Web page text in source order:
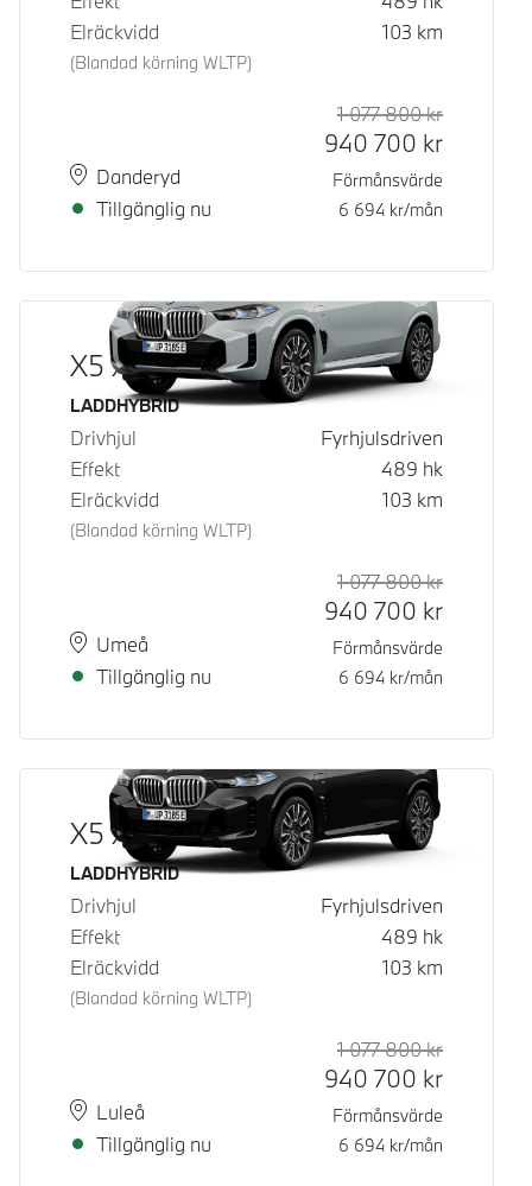
Elräckvidd
(Blandad körning WLTP)
103 km
PlatsDanderyd
Leveranstid
Tillgänglig nu
Rek. ord
1 077 800kr
940 700 kr
Förmånsvärde
6 694 kr/mån
X5 xDrive50e
Bränsle
LADDHYBRID
Drivhjul
Fyrhjulsdriven
Effekt
489 hk
Elräckvidd
(Blandad körning WLTP)
103 km
PlatsUmeå
Leveranstid
Tillgänglig nu
Rek. ord
1 077 800kr
940 700 kr
Förmånsvärde
6 694 kr/mån
X5 xDrive50e
Bränsle
LADDHYBRID
Drivhjul
Fyrhjulsdriven
Effekt
489 hk
Elräckvidd
(Blandad körning WLTP)
103 km
PlatsLuleå
Leveranstid
Tillgänglig nu
Rek. ord
1 077 800kr
940 700 kr
Förmånsvärde
6 694 kr/mån